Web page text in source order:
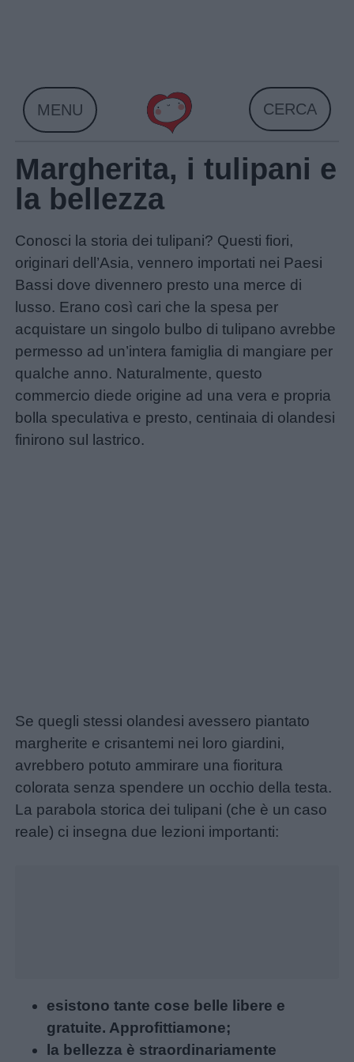
Home
Disegni
da
MENU CERCA
Margherita, i tulipani e
la bellezza
Conosci la storia dei tulipani? Questi fiori,
originari dell’Asia, vennero importati nei Paesi
Bassi dove divennero presto una merce di
lusso. Erano così cari che la spesa per
acquistare un singolo bulbo di tulipano avrebbe
permesso ad un’intera famiglia di mangiare per
qualche anno. Naturalmente, questo
commercio diede origine ad una vera e propria
bolla speculativa e presto, centinaia di olandesi
finirono sul lastrico.
Se quegli stessi olandesi avessero piantato
margherite e crisantemi nei loro giardini,
avrebbero potuto ammirare una fioritura
colorata senza spendere un occhio della testa.
La parabola storica dei tulipani (che è un caso
reale) ci insegna due lezioni importanti:
esistono tante cose belle libere e
gratuite. Approfittiamone;
la bellezza è straordinariamente